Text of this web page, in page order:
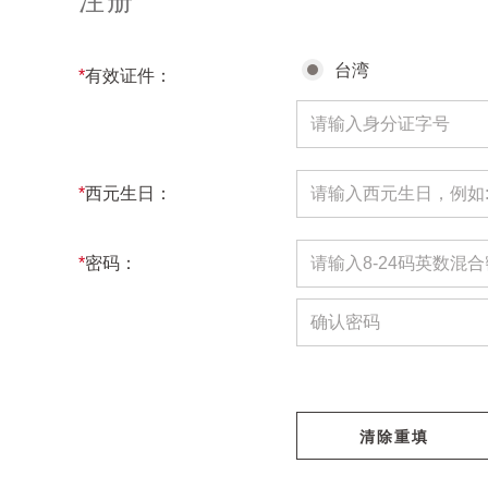
*有效证件： 台湾
*西元生日：
*密码：